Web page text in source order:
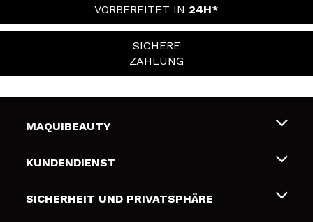
VORBEREITET IN 24H*
SICHERE
ZAHLUNG
MAQUIBEAUTY
Über uns
Geschenkkarten
KUNDENDIENST
Liefer- und Versandkosten
SICHERHEIT UND PRIVATSPHÄRE